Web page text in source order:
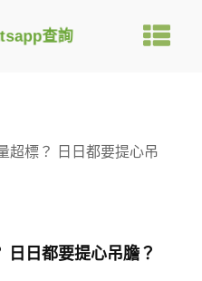
查詢
超標？ 日日都要提心吊
日日都要提心吊膽？